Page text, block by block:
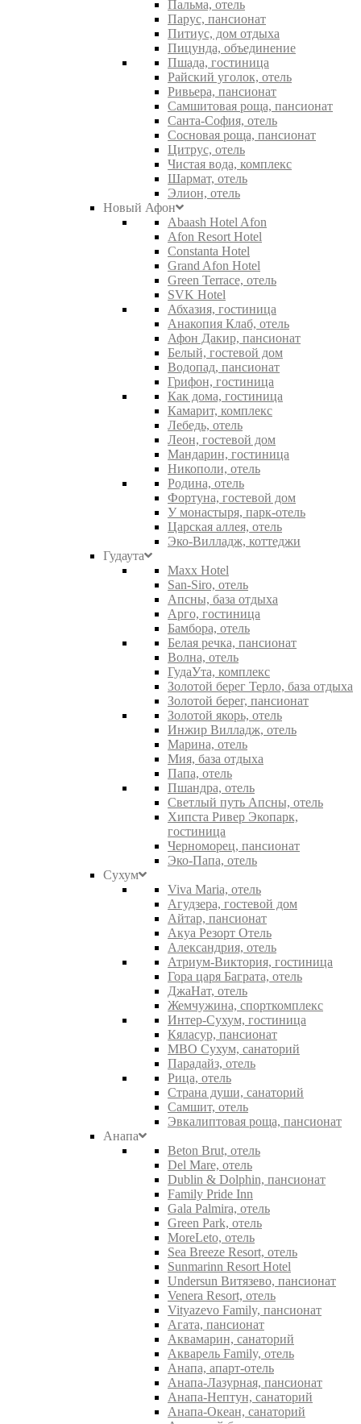
Пальма, отель
Парус, пансионат
Питиус, дом отдыха
Пицунда, объединение
Пшада, гостиница
Райский уголок, отель
Ривьера, пансионат
Самшитовая роща, пансионат
Санта-София, отель
Сосновая роща, пансионат
Цитрус, отель
Чистая вода, комплекс
Шармат, отель
Элион, отель
Новый Афон
Abaash Hotel Afon
Afon Resort Hotel
Constanta Hotel
Grand Afon Hotel
Green Terrace, отель
SVK Hotel
Абхазия, гостиница
Анакопия Клаб, отель
Афон Дакир, пансионат
Белый, гостевой дом
Водопад, пансионат
Грифон, гостиница
Как дома, гостиница
Камарит, комплекс
Лебедь, отель
Леон, гостевой дом
Мандарин, гостиница
Никополи, отель
Родина, отель
Фортуна, гостевой дом
У монастыря, парк-отель
Царская аллея, отель
Эко-Вилладж, коттеджи
Гудаута
Maxx Hotel
San-Siro, отель
Апсны, база отдыха
Арго, гостиница
Бамбора, отель
Белая речка, пансионат
Волна, отель
ГудаУта, комплекс
Золотой берег Терло, база отдыха
Золотой берег, пансионат
Золотой якорь, отель
Инжир Вилладж, отель
Марина, отель
Мия, база отдыха
Папа, отель
Пшандра, отель
Светлый путь Апсны, отель
Хипста Ривер Экопарк,
гостиница
Черноморец, пансионат
Эко-Папа, отель
Сухум
Viva Maria, отель
Агудзера, гостевой дом
Айтар, пансионат
Акуа Резорт Отель
Александрия, отель
Атриум-Виктория, гостиница
Гора царя Баграта, отель
ДжаНат, отель
Жемчужина, спорткомплекс
Интер-Сухум, гостиница
Кяласур, пансионат
МВО Сухум, санаторий
Парадайз, отель
Рица, отель
Страна души, санаторий
Самшит, отель
Эвкалиптовая роща, пансионат
Анапа
Beton Brut, отель
Del Mare, отель
Dublin & Dolphin, пансионат
Family Pride Inn
Gala Palmira, отель
Green Park, отель
MoreLeto, отель
Sea Breeze Resort, отель
Sunmarinn Resort Hotel
Undersun Витязево, пансионат
Venera Resort, отель
Vityazevo Family, пансионат
Агата, пансионат
Аквамарин, санаторий
Акварель Family, отель
Анапа, апарт-отель
Анапа-Лазурная, пансионат
Анапа-Нептун, санаторий
Анапа-Океан, санаторий